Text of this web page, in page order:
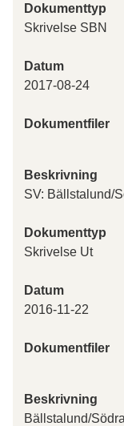
Dokumenttyp
Skrivelse SBN
Datum
2017-08-24
Dokumentfiler
Beskrivning
SV: Bällstalund/
Dokumenttyp
Skrivelse Ut
Datum
2016-11-22
Dokumentfiler
Beskrivning
Bällstalund/